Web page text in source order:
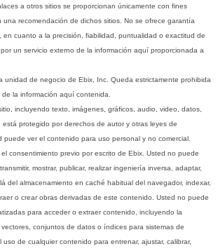
a otros sitios se proporcionan únicamente con fines
una recomendación de dichos sitios. No se ofrece garantía
en cuanto a la precisión, fiabilidad, puntualidad o exactitud de
un servicio externo de la información aquí proporcionada a
unidad de negocio de Ebix, Inc. Queda estrictamente prohibida
la información aquí contenida.
incluyendo texto, imágenes, gráficos, audio, video, datos,
está protegido por derechos de autor y otras leyes de
puede ver el contenido para uso personal y no comercial.
consentimiento previo por escrito de Ebix. Usted no puede
mostrar, publicar, realizar ingeniería inversa, adaptar,
del almacenamiento en caché habitual del navegador, indexar,
o crear obras derivadas de este contenido. Usted no puede
para acceder o extraer contenido, incluyendo la
conjuntos de datos o índices para sistemas de
de cualquier contenido para entrenar, ajustar, calibrar,